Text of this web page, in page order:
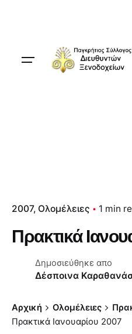
2007 Ολομέλειες 1 min
Πρακτικά
Δημοσιεύθηκε απο
Δέσποινα
Αρχική Ολομέλειες
Πρακτικά Ιανουαρίου 2007